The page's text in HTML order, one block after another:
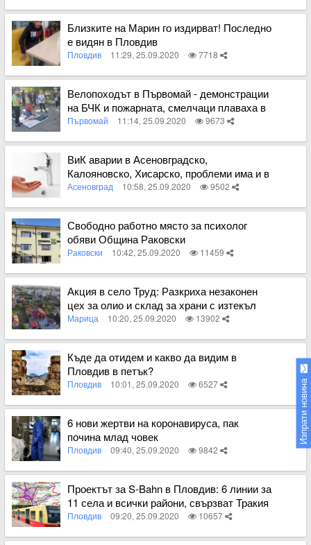
Вижте пълното съдържание
Близките на Марин го издирват! Последно
е видян в Пловдив
Пловдив 11:29, 25.09.2020 7718
Вижте пълното съдържание
Велопоходът в Първомай - демонстрации
на БЧК и пожарната, смелчаци плаваха в
язовира
Първомай 11:14, 25.09.2020 9673
Вижте пълното съдържание
ВиК аварии в Асеновградско,
Калояновско, Хисарско, проблеми има и в
Пловдив
Асеновград 10:58, 25.09.2020 9502
Вижте пълното съдържание
Свободно работно място за психолог
обяви Община Раковски
Раковски 10:42, 25.09.2020 11459
Вижте пълното съдържание
Акция в село Труд: Разкриха незаконен
цех за олио и склад за храни с изтекъл
срок
Марица 10:20, 25.09.2020 13902
Вижте пълното съдържание
Къде да отидем и какво да видим в
Пловдив в петък?
Пловдив 10:01, 25.09.2020 6527
Вижте пълното съдържание
6 нови жертви на коронавируса, пак
почина млад човек
Пловдив 09:40, 25.09.2020 9842
Вижте пълното съдържание
Проектът за S-Bahn в Пловдив: 6 линии за
11 села и всички райони, свързват Тракия
с Филипово
Пловдив 09:20, 25.09.2020 10657
Вижте пълното съдържание
Изпрати новина